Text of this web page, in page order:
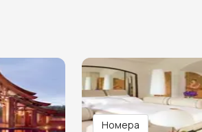
Номера